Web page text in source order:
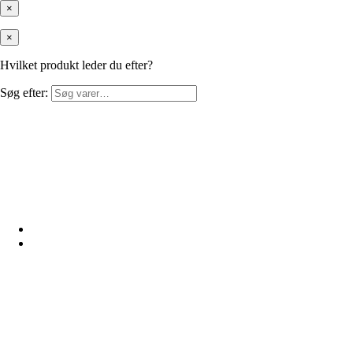
×
×
Hvilket produkt leder du efter?
Søg efter: